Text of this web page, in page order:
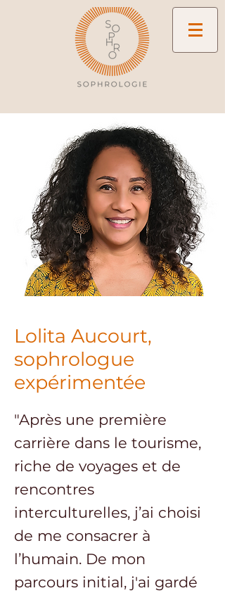
Lolita Aucourt,
sophrologue
expérimentée
"Après une première
carrière dans le tourisme,
riche de voyages et de
rencontres
interculturelles, j’ai choisi
de me consacrer à
l’humain. De mon
parcours initial, j'ai gardé